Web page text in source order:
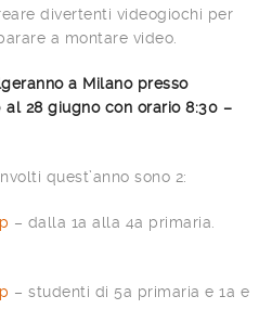
divertenti videogiochi per
a montare video.
a Milano presso
al 28 giugno con orario 8:30 –
quest’anno sono 2:
– dalla 1a alla 4a primaria.
– studenti di 5a primaria e 1a e